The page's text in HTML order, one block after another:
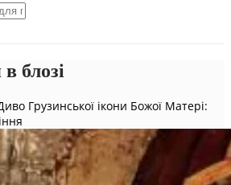
блозі
Грузинської ікони Божої Матері: